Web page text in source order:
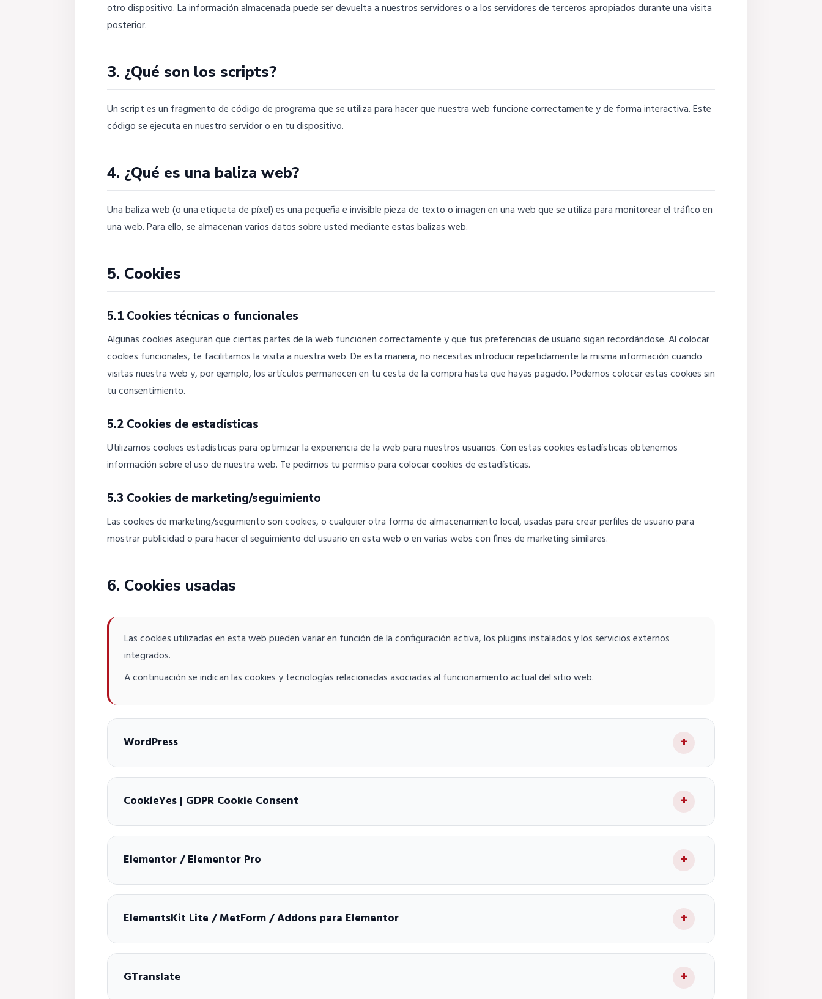
otro dispositivo. La información almacenada puede ser devuelta a nuestros servidores o a los servidores de terceros apropiados durante una visita
posterior.
3. ¿Qué son los scripts?
Un script es un fragmento de código de programa que se utiliza para hacer que nuestra web funcione correctamente y de forma interactiva. Este
código se ejecuta en nuestro servidor o en tu dispositivo.
4. ¿Qué es una baliza web?
Una baliza web (o una etiqueta de píxel) es una pequeña e invisible pieza de texto o imagen en una web que se utiliza para monitorear el tráfico en
una web. Para ello, se almacenan varios datos sobre usted mediante estas balizas web.
5. Cookies
5.1 Cookies técnicas o funcionales
Algunas cookies aseguran que ciertas partes de la web funcionen correctamente y que tus preferencias de usuario sigan recordándose. Al colocar
cookies funcionales, te facilitamos la visita a nuestra web. De esta manera, no necesitas introducir repetidamente la misma información cuando
visitas nuestra web y, por ejemplo, los artículos permanecen en tu cesta de la compra hasta que hayas pagado. Podemos colocar estas cookies sin
tu consentimiento.
5.2 Cookies de estadísticas
Utilizamos cookies estadísticas para optimizar la experiencia de la web para nuestros usuarios. Con estas cookies estadísticas obtenemos
información sobre el uso de nuestra web. Te pedimos tu permiso para colocar cookies de estadísticas.
5.3 Cookies de marketing/seguimiento
Las cookies de marketing/seguimiento son cookies, o cualquier otra forma de almacenamiento local, usadas para crear perfiles de usuario para
mostrar publicidad o para hacer el seguimiento del usuario en esta web o en varias webs con fines de marketing similares.
6. Cookies usadas
Las cookies utilizadas en esta web pueden variar en función de la configuración activa, los plugins instalados y los servicios externos
integrados.
A continuación se indican las cookies y tecnologías relacionadas asociadas al funcionamiento actual del sitio web.
WordPress
CookieYes | GDPR Cookie Consent
Elementor / Elementor Pro
ElementsKit Lite / MetForm / Addons para Elementor
GTranslate